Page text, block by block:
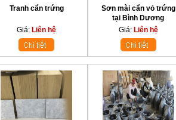
Tranh cẩn trứng
Giá: Liên hệ
Sơn mài cẩn vỏ trứng
tại Bình Dương
Giá: Liên hệ